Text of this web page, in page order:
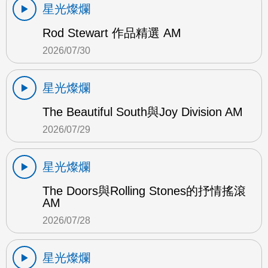
星光燦爛
Rod Stewart 作品精選 AM
2026/07/30
星光燦爛
The Beautiful South與Joy Division AM
2026/07/29
星光燦爛
The Doors與Rolling Stones的抒情搖滾
AM
2026/07/28
星光燦爛